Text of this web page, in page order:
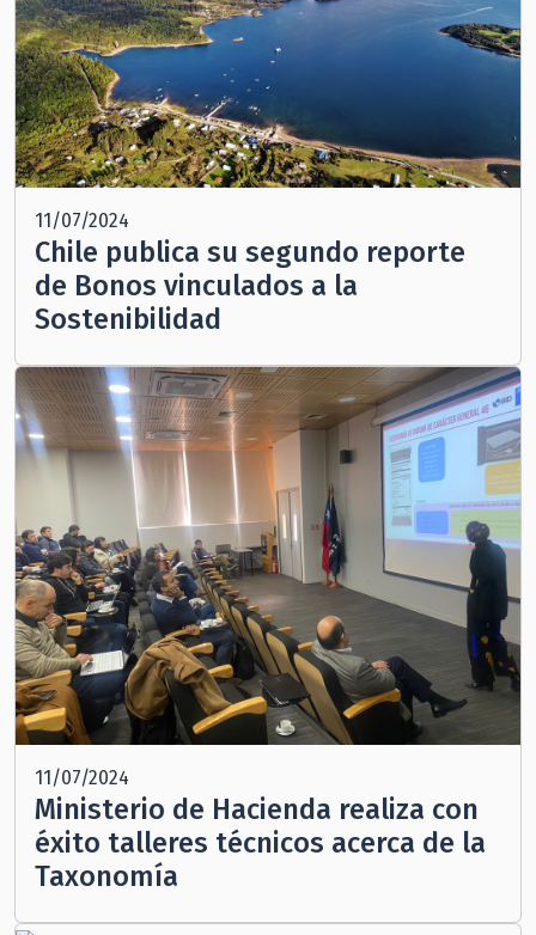
11/07/2024
Chile publica su segundo reporte
de Bonos vinculados a la
Sostenibilidad
11/07/2024
Ministerio de Hacienda realiza con
éxito talleres técnicos acerca de la
Taxonomía